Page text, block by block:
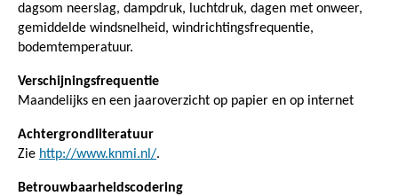
dagsom neerslag, dampdruk, luchtdruk, dagen met onweer,
gemiddelde windsnelheid, windrichtingsfrequentie,
bodemtemperatuur.
Verschijningsfrequentie
Maandelijks en een jaaroverzicht op papier en op internet
Achtergrondliteratuur
Zie http://www.knmi.nl/.
Betrouwbaarheidscodering